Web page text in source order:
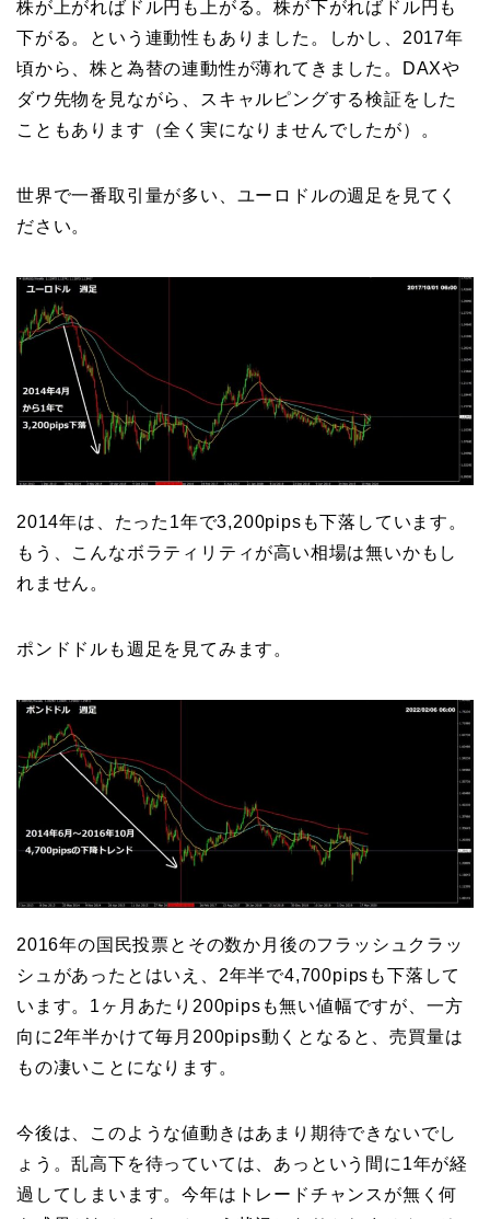
株が上がればドル円も上がる。株が下がればドル円も
下がる。という連動性もありました。しかし、2017年
頃から、株と為替の連動性が薄れてきました。DAXや
ダウ先物を見ながら、スキャルピングする検証をした
こともあります（全く実になりませんでしたが）。
世界で一番取引量が多い、ユーロドルの週足を見てく
ださい。
2014年は、たった1年で3,200pipsも下落しています。
もう、こんなボラティリティが高い相場は無いかもし
れません。
ポンドドルも週足を見てみます。
2016年の国民投票とその数か月後のフラッシュクラッ
シュがあったとはいえ、2年半で4,700pipsも下落して
います。1ヶ月あたり200pipsも無い値幅ですが、一方
向に2年半かけて毎月200pips動くとなると、売買量は
もの凄いことになります。
今後は、このような値動きはあまり期待できないでし
ょう。乱高下を待っていては、あっという間に1年が経
過してしまいます。今年はトレードチャンスが無く何